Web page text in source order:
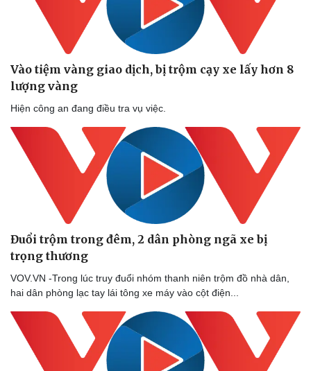
Sức khỏe
Đời sống
Vào tiệm vàng giao dịch, bị trộm cạy xe lấy hơn 8
lượng vàng
Hiện công an đang điều tra vụ việc.
Đuổi trộm trong đêm, 2 dân phòng ngã xe bị
trọng thương
VOV.VN -Trong lúc truy đuổi nhóm thanh niên trộm đồ nhà dân,
hai dân phòng lạc tay lái tông xe máy vào cột điện...